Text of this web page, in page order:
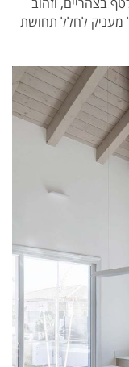
בצהריים, וזהוב
מעניק לחלל תחושת